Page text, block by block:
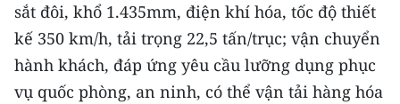
sắt đôi, khổ 1.435mm, điện khí hóa, tốc độ thiết
kế 350 km/h, tải trọng 22,5 tấn/trục; vận chuyển
hành khách, đáp ứng yêu cầu lưỡng dụng phục
vụ quốc phòng, an ninh, có thể vận tải hàng hóa